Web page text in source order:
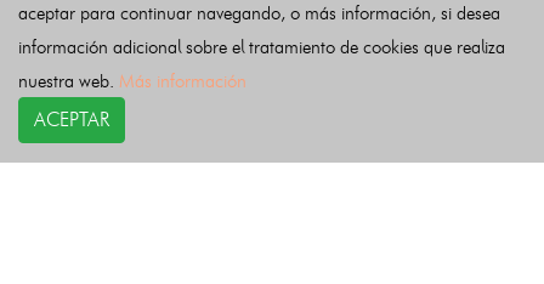
Últimas noticias
aceptar para continuar navegando, o más información, si desea
información adicional sobre el tratamiento de cookies que realiza
nuestra web. Más información
ACEPTAR